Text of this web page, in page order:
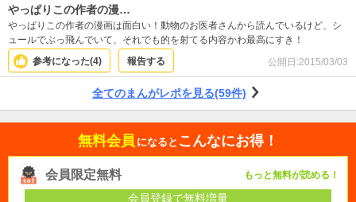
やっぱりこの作者の漫…
やっぱりこの作者の漫画は面白い！動物のお医者さんから読んでいるけど、シ
ュールでぶっ飛んでいて、それでも的を射てる内容かわ最高にすき！
参考になった(4) 報告する 公開日:2015/03/03
全てのまんがレポを見る(59件)
無料会員 になると こんなにお得！
会員限定無料 もっと無料が読める！
会員登録で無料増量